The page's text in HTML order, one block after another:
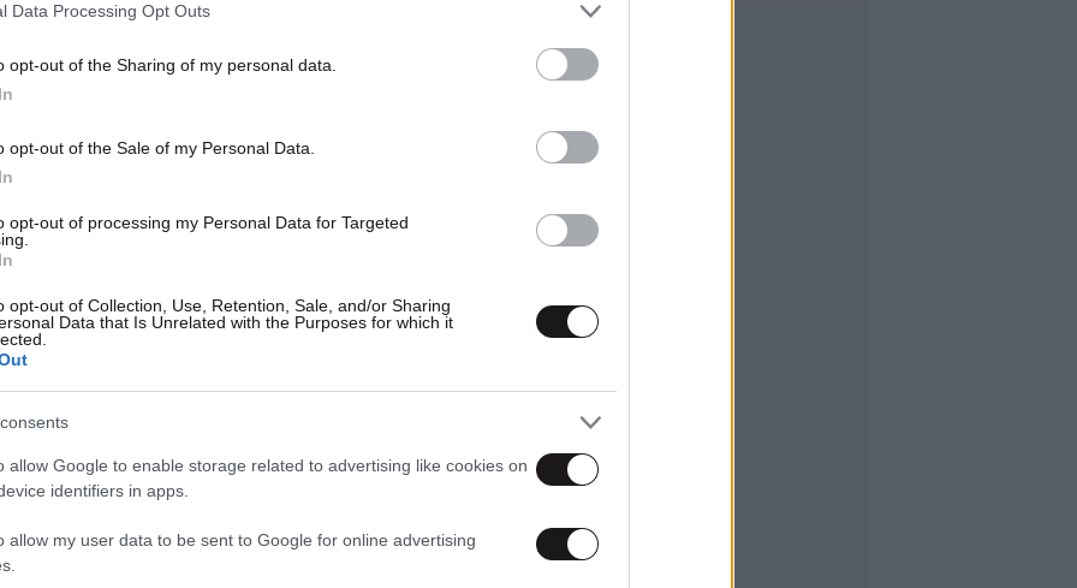
Data Processing Opt Outs
opt-out of the Sharing of my personal data.
opt-out of the Sale of my Personal Data.
opt-out of processing my Personal Data for Targeted
opt-out of Collection, Use, Retention, Sale, and/or Sharing
Data that Is Unrelated with the Purposes for which it
allow Google to enable storage related to advertising like cookies on
identifiers in apps.
allow my user data to be sent to Google for online advertising
έννοια τηςεμπιστοσύνης , λέγοντας ότι «οι
δεν είναι ειλικρινείς, προβλέψιμοι και με
τους». Όπως ανέφερε, ακόμη και η
του ηγέτη μπορεί να λειτουργήσει θετικά
μέσα σε μια ομάδα.
«
έμπρακτα μέσα από τη στήριξη και την